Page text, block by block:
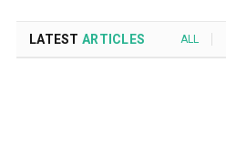
LATEST ARTICLES ALL